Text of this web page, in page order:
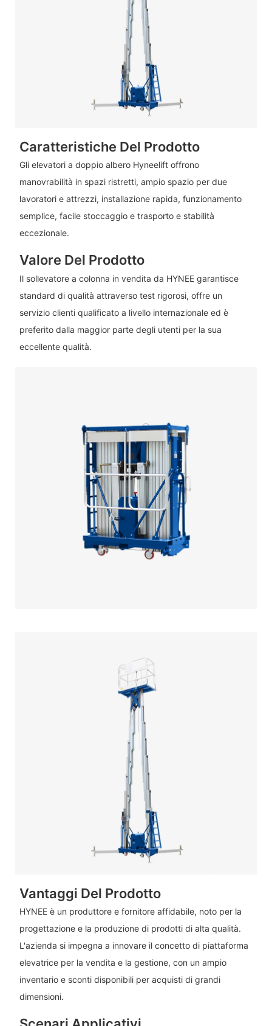
Caratteristiche Del Prodotto
Gli elevatori a doppio albero Hyneelift offrono
manovrabilità in spazi ristretti, ampio spazio per due
lavoratori e attrezzi, installazione rapida, funzionamento
semplice, facile stoccaggio e trasporto e stabilità
eccezionale.
Valore Del Prodotto
Il sollevatore a colonna in vendita da HYNEE garantisce
standard di qualità attraverso test rigorosi, offre un
servizio clienti qualificato a livello internazionale ed è
preferito dalla maggior parte degli utenti per la sua
eccellente qualità.
Vantaggi Del Prodotto
HYNEE è un produttore e fornitore affidabile, noto per la
progettazione e la produzione di prodotti di alta qualità.
L'azienda si impegna a innovare il concetto di piattaforma
elevatrice per la vendita e la gestione, con un ampio
inventario e sconti disponibili per acquisti di grandi
dimensioni.